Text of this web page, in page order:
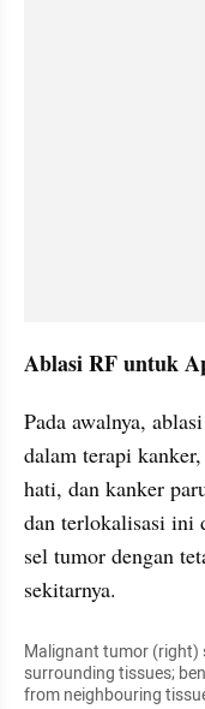
Ablasi RF untuk
Pada awalnya,
dalam terapi
hati, dan kanker
dan terlokalisasi ini
sel tumor dengan
sekitarnya.
Malignant tumor (right)
surrounding tissues;
from neighbouring